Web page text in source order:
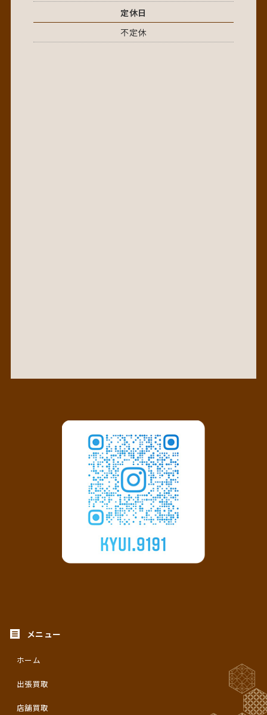
定休日
不定休
ホーム
出張買取
店舗買取